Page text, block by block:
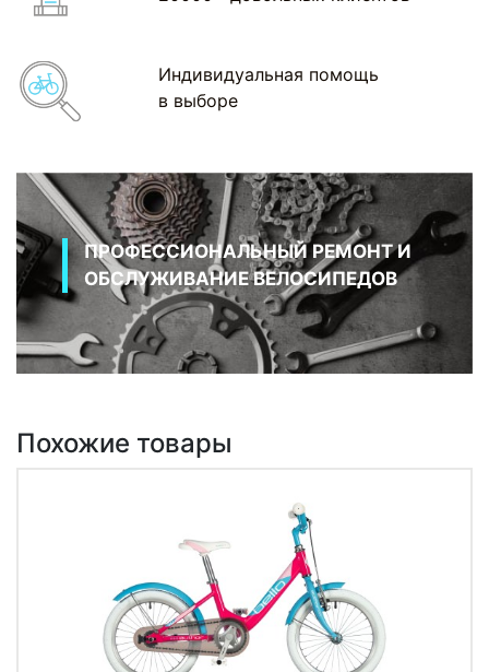
Индивидуальная помощь
в выборе
ПРОФЕССИОНАЛЬНЫЙ РЕМОНТ И
ОБСЛУЖИВАНИЕ ВЕЛОСИПЕДОВ
Похожие товары